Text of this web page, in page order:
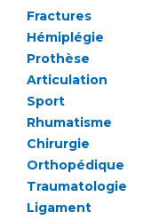
Qualité
Nos indicateurs
Protection
Documents utiles
Fractures
Hémiplégie
Prothèse
Articulation
Sport
Rhumatisme
Chirurgie
Orthopédique
Traumatologie
Ligament